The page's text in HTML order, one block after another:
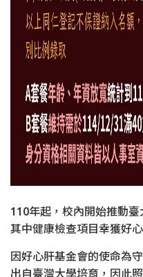
110年起，校內開始推動臺
其中健康檢查項目幸獲好
因好心肝基金會的使命為
出自臺灣大學培育，因此